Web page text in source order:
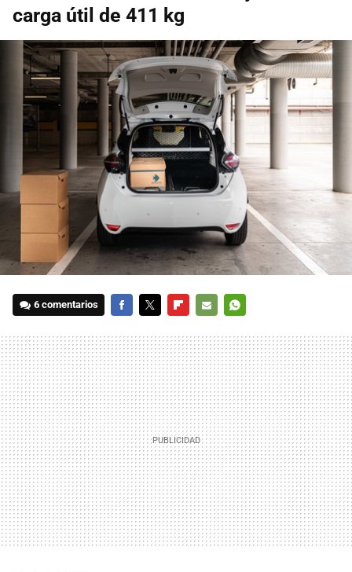
carga útil de 411 kg
6 comentarios
MAIL